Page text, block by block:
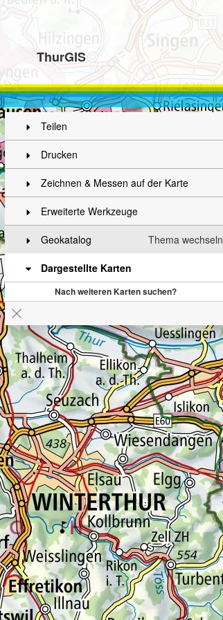
ThurGIS
Teilen
Drucken
Zeichnen & Messen auf der Karte
Erweiterte Werkzeuge
Thema wechseln
Geokatalog
Dargestellte Karten
Nach weiteren Karten suchen?